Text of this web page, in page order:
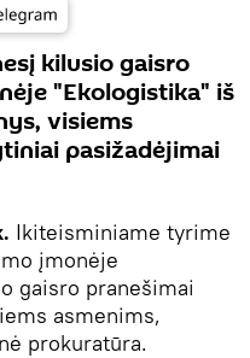
kilusio gaisro
"Ekologistika" iš
visiems
pasižadėjimai
Ikiteisminiame tyrime
įmonėje
gaisro pranešimai
asmenims,
prokuratūra.